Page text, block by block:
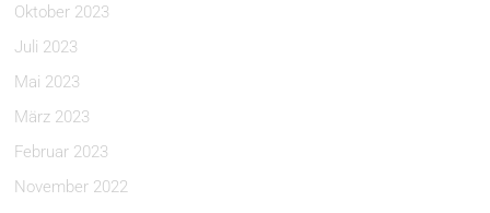
Oktober 2023
Juli 2023
Mai 2023
März 2023
Februar 2023
November 2022